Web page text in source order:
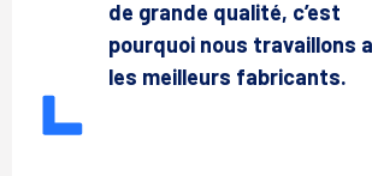
de grande qualité, c’est
pourquoi nous travaillons
les meilleurs fabricants.